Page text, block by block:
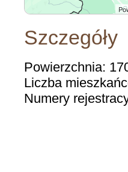
Szczegóły
Powierzchnia:
Liczba
Numery